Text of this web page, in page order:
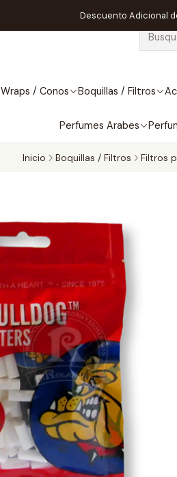
Wraps / Conos Boquillas / Filtros
Perfumes Arabes
Descuento Adicional
Inicio Boquillas / Filtros Filtros